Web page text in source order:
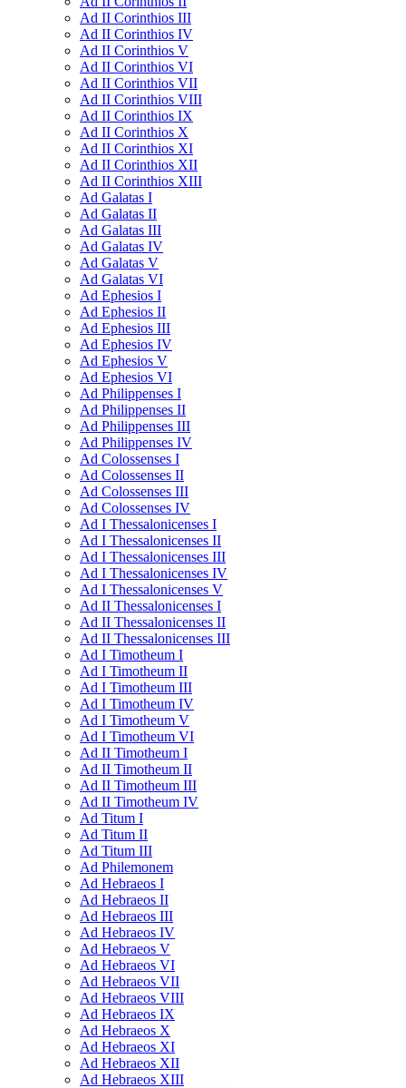
Ad II Corinthios III
Ad II Corinthios IV
Ad II Corinthios V
Ad II Corinthios VI
Ad II Corinthios VII
Ad II Corinthios VIII
Ad II Corinthios IX
Ad II Corinthios X
Ad II Corinthios XI
Ad II Corinthios XII
Ad II Corinthios XIII
Ad Galatas I
Ad Galatas II
Ad Galatas III
Ad Galatas IV
Ad Galatas V
Ad Galatas VI
Ad Ephesios I
Ad Ephesios II
Ad Ephesios III
Ad Ephesios IV
Ad Ephesios V
Ad Ephesios VI
Ad Philippenses I
Ad Philippenses II
Ad Philippenses III
Ad Philippenses IV
Ad Colossenses I
Ad Colossenses II
Ad Colossenses III
Ad Colossenses IV
Ad I Thessalonicenses I
Ad I Thessalonicenses II
Ad I Thessalonicenses III
Ad I Thessalonicenses IV
Ad I Thessalonicenses V
Ad II Thessalonicenses I
Ad II Thessalonicenses II
Ad II Thessalonicenses III
Ad I Timotheum I
Ad I Timotheum II
Ad I Timotheum III
Ad I Timotheum IV
Ad I Timotheum V
Ad I Timotheum VI
Ad II Timotheum I
Ad II Timotheum II
Ad II Timotheum III
Ad II Timotheum IV
Ad Titum I
Ad Titum II
Ad Titum III
Ad Philemonem
Ad Hebraeos I
Ad Hebraeos II
Ad Hebraeos III
Ad Hebraeos IV
Ad Hebraeos V
Ad Hebraeos VI
Ad Hebraeos VII
Ad Hebraeos VIII
Ad Hebraeos IX
Ad Hebraeos X
Ad Hebraeos XI
Ad Hebraeos XII
Ad Hebraeos XIII